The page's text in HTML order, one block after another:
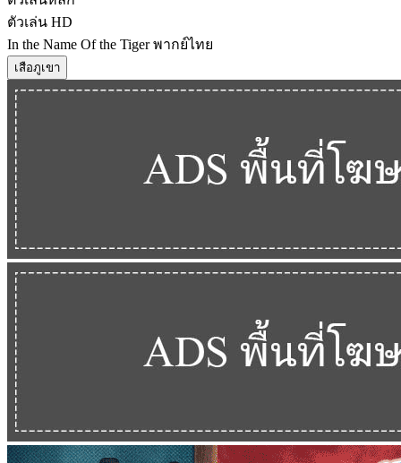
ตัวเล่น HD
In the Name Of the Tiger พากย์ไทย
เสือภูเขา